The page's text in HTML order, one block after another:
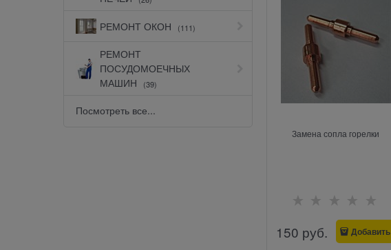
РЕМОНТ ОКОН (111)
РЕМОНТ
ПОСУДОМОЕЧНЫХ
МАШИН
(39)
Посмотреть все...
Замена сопла горелки
150 руб. Добавить